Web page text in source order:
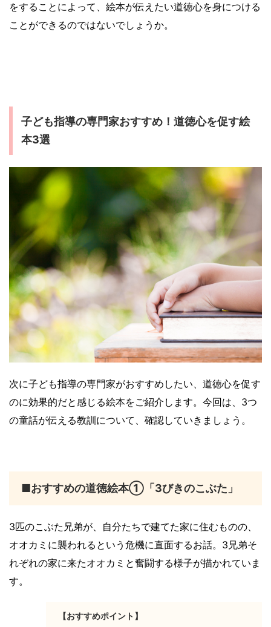
をすることによって、絵本が伝えたい道徳心を身につける
ことができるのではないでしょうか。
子ども指導の専門家おすすめ！道徳心を促す絵
本3選
次に子ども指導の専門家がおすすめしたい、道徳心を促す
のに効果的だと感じる絵本をご紹介します。今回は、3つ
の童話が伝える教訓について、確認していきましょう。
■おすすめの道徳絵本①「 3びきのこぶた」
3匹のこぶた兄弟が、自分たちで建てた家に住むものの、
オオカミに襲われるという危機に直面するお話。3兄弟そ
れぞれの家に来たオオカミと奮闘する様子が描かれていま
す。
【おすすめポイント】